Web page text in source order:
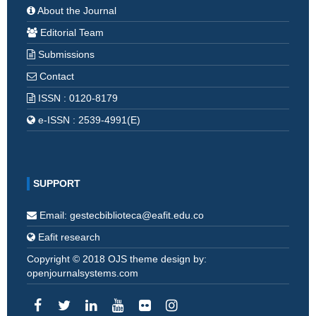
About the Journal
Editorial Team
Submissions
Contact
ISSN : 0120-8179
e-ISSN : 2539-4991(E)
SUPPORT
Email: gestecbiblioteca@eafit.edu.co
Eafit research
Copyright © 2018 OJS theme design by:
openjournalsystems.com